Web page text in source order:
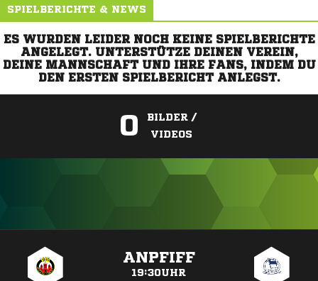
SPIELBERICHTE & NEWS
ES WURDEN LEIDER NOCH KEINE SPIELBERICHTE
ANGELEGT. UNTERSTÜTZE DEINEN VEREIN,
DEINE MANNSCHAFT UND IHRE FANS, INDEM DU
DEN ERSTEN SPIELBERICHT ANLEGST.
0
BILDER /
VIDEOS
ANPFIFF
19:30UHR